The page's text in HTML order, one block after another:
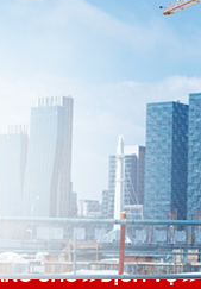
CHỦ>>DỊCH VỤ>>